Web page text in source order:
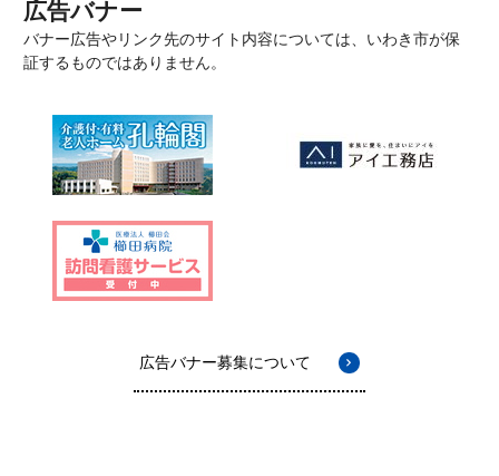
広告バナー
バナー広告やリンク先のサイト内容については、いわき市が保
証するものではありません。
広告バナー募集について